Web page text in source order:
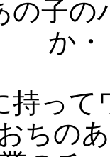
の子の
か
持って
ちの